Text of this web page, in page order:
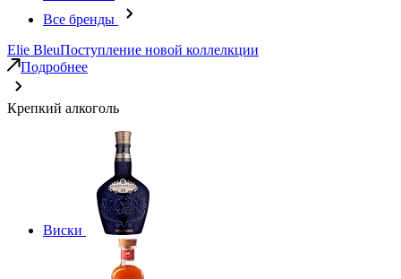
Все бренды
Elie BleuПоступление новой коллелкции
Подробнее
Крепкий алкоголь
Виски